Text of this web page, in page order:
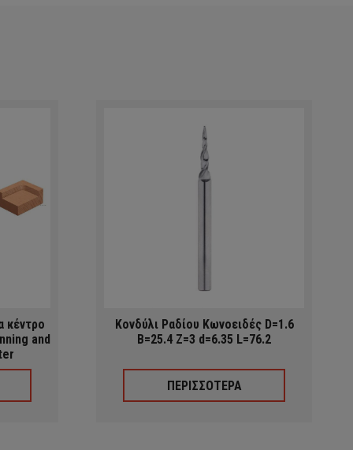
κέντρο
and
Κονδύλι Ραδίου Κωνοειδές D=1.6
B=25.4 Z=3 d=6.35 L=76.2
ΠΕΡΙΣΣΟΤΕΡΑ